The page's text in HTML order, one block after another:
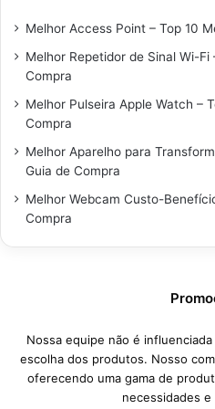
Melhor Access Point – Top 10
Melhor Repetidor de Sinal Wi-Fi
Compra
Melhor Pulseira Apple Watch –
Compra
Melhor Aparelho para
Guia de Compra
Melhor Webcam Custo-
Compra
Nossa equipe não é
escolha dos produtos. Nosso
oferecendo uma gama de
necessidades